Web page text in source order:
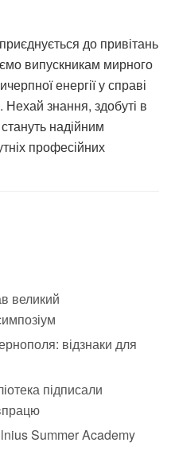
до привітань
випускникам мирного
енергії у справі
знання, здобуті в
надійним
професійних
великий
відзнаки для
підписали
Summer Academy